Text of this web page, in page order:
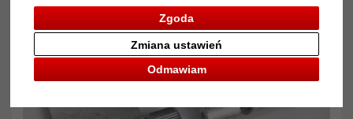
Zgoda
Odmawiam
Zmiana ustawień